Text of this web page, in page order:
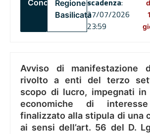
ConcorsiRegione
Basilicata
scadenza:
27/07/2026
23:59
Avviso di manifestazione
rivolto a enti del terzo
scopo di lucro, impegnati
economiche di
finalizzato alla stipula di una
ai sensi dell’art. 56 del D.